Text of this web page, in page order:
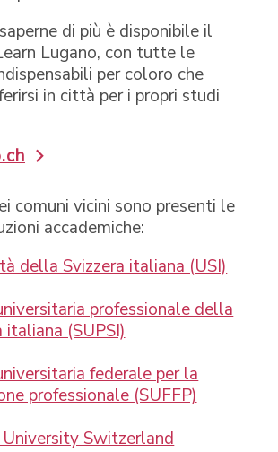
di più è disponibile il
Lugano, con tutte le
per coloro che
in città per i propri studi
comuni vicini sono presenti le
accademiche:
della Svizzera italiana (USI)
professionale della
italiana (SUPSI)
federale per la
professionale (SUFFP)
University Switzerland